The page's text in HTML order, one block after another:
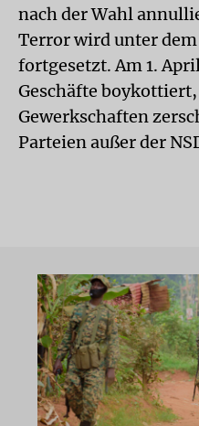
nach der Wahl
Terror wird unter
fortgesetzt. Am 1.
Geschäfte
Gewerkschaften
Parteien außer der